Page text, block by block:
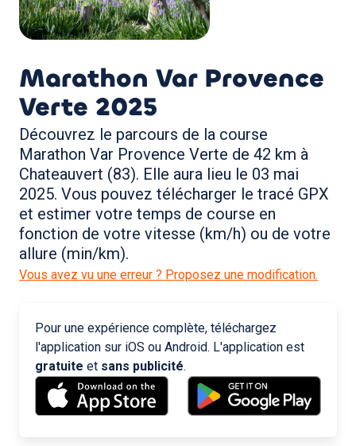
Marathon Var Provence
Verte 2025
Découvrez le parcours de la course
Marathon Var Provence Verte de 42 km à
Chateauvert (83). Elle aura lieu le 03 mai
2025. Vous pouvez télécharger le tracé GPX
et estimer votre temps de course en
fonction de votre vitesse (km/h) ou de votre
allure (min/km).
Vous avez vu une erreur ? Proposez une modification.
Pour une expérience complète, téléchargez
l'application sur iOS ou Android. L'application est
gratuite et sans publicité.